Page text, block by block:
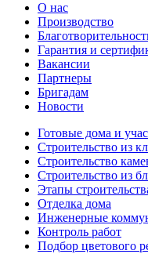
О нас
Производство
Гарантия и
Вакансии
Партнеры
Бригадам
Новости
Готовые дома и
Строительство из
Строительство
Строительство из
Этапы
Отделка дома
Инженерные
Контроль работ
Подбор цветового